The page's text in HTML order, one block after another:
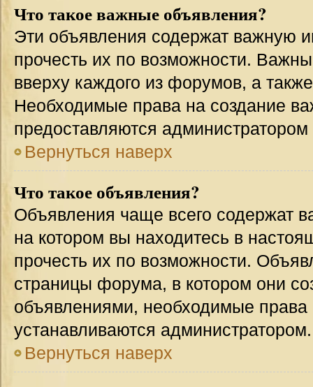
Что такое важные объявления?
Эти объявления содержат
прочесть их по возможности.
вверху каждого из форумов, а
Необходимые права на создание
предоставляются
Вернуться наверх
Что такое объявления?
Объявления чаще всего
на котором вы находитесь в
прочесть их по возможности.
страницы форума, в котором они
объявлениями, необходимые права
устанавливаются администратором.
Вернуться наверх